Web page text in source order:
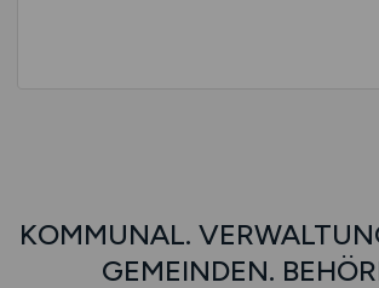
KOMMUNAL.
GEMEINDEN.